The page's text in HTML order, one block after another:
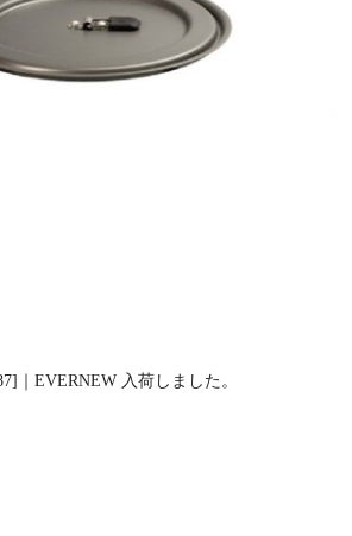
｜EVERNEW 入荷しました。